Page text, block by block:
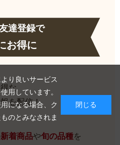
達登録で
お得に
な
を配信！
新着商品や旬の品種を
り良いサービス
用しています。
になる場合、ク
のとみなされま
閉じる